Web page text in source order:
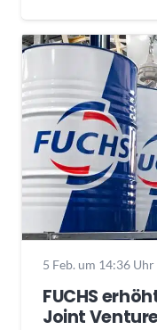
5 Feb. um 14:36 Uhr
FUCHS
Joint